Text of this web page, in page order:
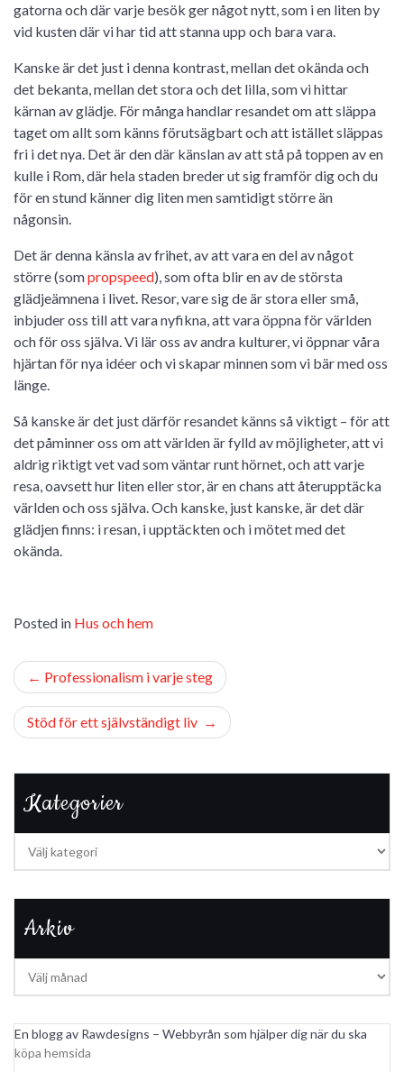
gatorna och där varje besök ger något nytt, som i en liten by
vid kusten där vi har tid att stanna upp och bara vara.
Kanske är det just i denna kontrast, mellan det okända och
det bekanta, mellan det stora och det lilla, som vi hittar
kärnan av glädje. För många handlar resandet om att släppa
taget om allt som känns förutsägbart och att istället släppas
fri i det nya. Det är den där känslan av att stå på toppen av en
kulle i Rom, där hela staden breder ut sig framför dig och du
för en stund känner dig liten men samtidigt större än
någonsin.
Det är denna känsla av frihet, av att vara en del av något
större (sompropspeed), som ofta blir en av de största
glädjeämnena i livet. Resor, vare sig de är stora eller små,
inbjuder oss till att vara nyfikna, att vara öppna för världen
och för oss själva. Vi lär oss av andra kulturer, vi öppnar våra
hjärtan för nya idéer och vi skapar minnen som vi bär med oss
länge.
Så kanske är det just därför resandet känns så viktigt – för att
det påminner oss om att världen är fylld av möjligheter, att vi
aldrig riktigt vet vad som väntar runt hörnet, och att varje
resa, oavsett hur liten eller stor, är en chans att återupptäcka
världen och oss själva. Och kanske, just kanske, är det där
glädjen finns: i resan, i upptäckten och i mötet med det
okända.
Posted in Hus och hem
Inläggsnavigering
Professionalism i varje steg
Stöd för ett självständigt liv
Kategorier
Arkiv
En blogg av Rawdesigns – Webbyrån som hjälper dig när du ska
köpa hemsida